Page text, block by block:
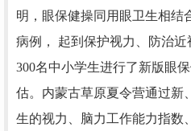
明，眼保健操同用眼卫生相结
病例， 起到保护视力、防治
300名中小学生进行了新版眼
估。内蒙古草原夏令营通过新
生的视力、脑力工作能力指数